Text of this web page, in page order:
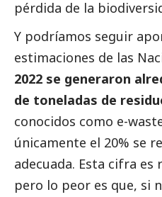
pérdida de la
Y podríamos seguir
estimaciones de las
2022 se generaron
de toneladas de
conocidos como e-
únicamente el 20% se
adecuada. Esta cifra
pero lo peor es que, si